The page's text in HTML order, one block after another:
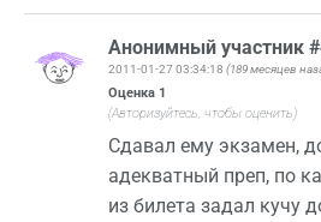
Анонимный участник
2011-01-27 03:34:18 (189 месяцев
Оценка 1
(Авторизуйтесь, чтобы оценить)
Сдавал ему экзамен,
адекватный преп, по
из билета задал кучу